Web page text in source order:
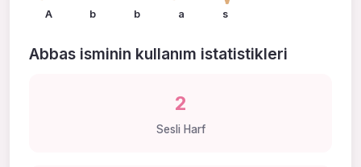
A b b a s
Abbas isminin kullanım istatistikleri
2
Sesli Harf